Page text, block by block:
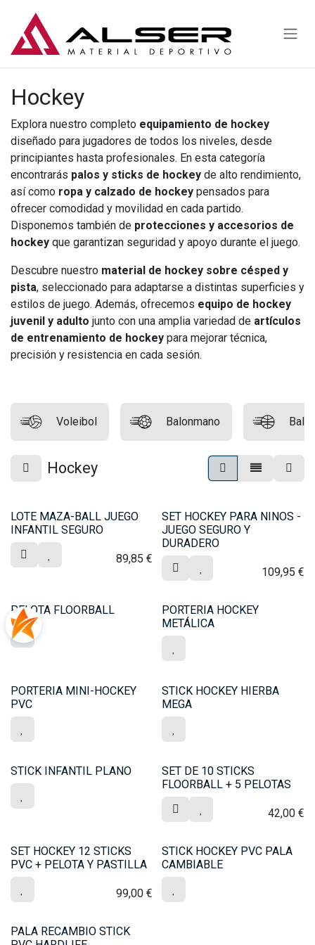
Hockey
Explora nuestro completo equipamiento de hockey
diseñado para jugadores de todos los niveles, desde
principiantes hasta profesionales. En esta categoría
encontrarás palos y sticks de hockey de alto rendimiento,
así como ropa y calzado de hockey pensados para
ofrecer comodidad y movilidad en cada partido.
Disponemos también de protecciones y accesorios de
hockey que garantizan seguridad y apoyo durante el juego.
Descubre nuestro material de hockey sobre césped y
pista, seleccionado para adaptarse a distintas superficies y
estilos de juego. Además, ofrecemos equipo de hockey
juvenil y adulto junto con una amplia variedad de artículos
de entrenamiento de hockey para mejorar técnica,
precisión y resistencia en cada sesión.
Voleibol Balonmano
Hockey
LOTE MAZA-BALL JUEGO
INFANTIL SEGURO
89,85 €
SET HOCKEY PARA NINOS -
JUEGO SEGURO Y
DURADERO
109,95 €
PELOTA FLOORBALL
PORTERIA HOCKEY
METÁLICA
PORTERIA MINI-HOCKEY
PVC
STICK HOCKEY HIERBA
MEGA
STICK INFANTIL PLANO
SET DE 10 STICKS
FLOORBALL + 5 PELOTAS
42,00€
SET HOCKEY 12 STICKS
PVC + PELOTA Y PASTILLA
99,00 €
STICK HOCKEY PVC PALA
CAMBIABLE
PALA RECAMBIO STICK